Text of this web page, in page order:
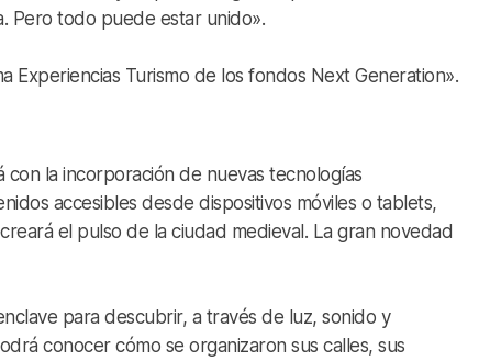
Pero todo puede estar unido».
Experiencias Turismo de los fondos Next Generation».
con la incorporación de nuevas tecnologías
accesibles desde dispositivos móviles o tablets,
el pulso de la ciudad medieval. La gran novedad
para descubrir, a través de luz, sonido y
conocer cómo se organizaron sus calles, sus